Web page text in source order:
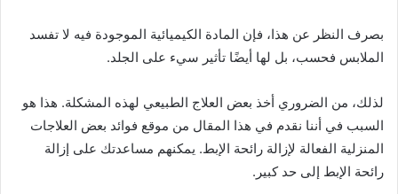
بصرف النظر عن هذا، فإن المادة الكيميائية الموجودة فيه لا تفسد
الملابس فحسب، بل لها أيضًا تأثير سيء على الجلد.
لذلك، من الضروري أخذ بعض العلاج الطبيعي لهذه المشكلة. هذا هو
السبب في أننا نقدم في هذا المقال من موقع فوائد بعض العلاجات
المنزلية الفعالة لإزالة رائحة الإبط. يمكنهم مساعدتك على إزالة
رائحة الإبط إلى حد كبير.